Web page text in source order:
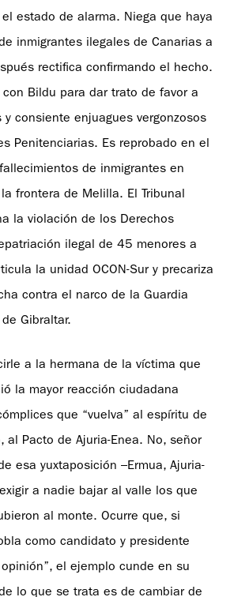
estado de alarma. Niega que haya
inmigrantes ilegales de Canarias a
rectifica confirmando el hecho.
Bildu para dar trato de favor a
y consiente enjuagues vergonzosos
Penitenciarias. Es reprobado en el
de inmigrantes en
frontera de Melilla. El Tribunal
la violación de los Derechos
ilegal de 45 menores a
la unidad OCON-Sur y precariza
contra el narco de la Guardia
Gibraltar.
a la hermana de la víctima que
la mayor reacción ciudadana
que “vuelva” al espíritu de
al Pacto de Ajuria-Enea. No, señor
esa yuxtaposición –Ermua, Ajuria-
a nadie bajar al valle los que
al monte. Ocurre que, si
como candidato y presidente
el ejemplo cunde en su
lo que se trata es de cambiar de